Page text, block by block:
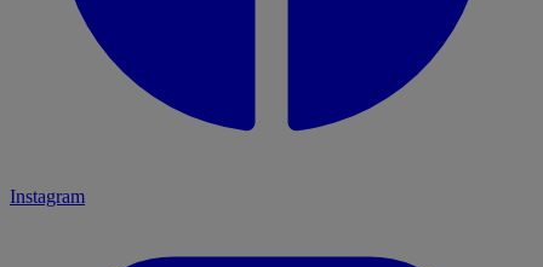
Instagram